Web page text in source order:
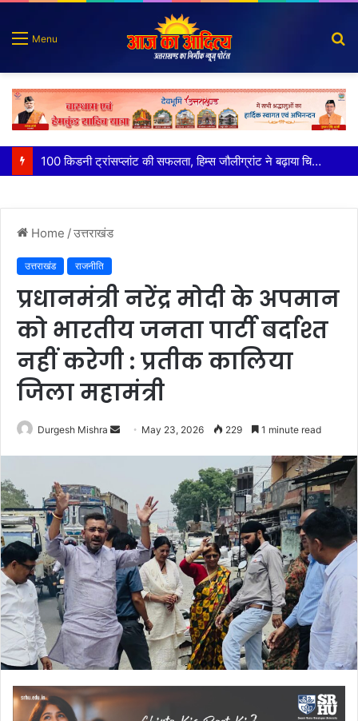
Menu
पात्र लोगों को सरकारी योजनाओं का सीधे मिल रहा लाभः धामी
Home /उत्तराखंड
उत्तराखंड राजनीति
प्रधानमंत्री नरेंद्र मोदी के अपमान
को भारतीय जनता पार्टी बर्दाश्त
नहीं करेगी : प्रतीक कालिया
जिला महामंत्री
Durgesh Mishra
Send May 23, 2026 229 1 minute read